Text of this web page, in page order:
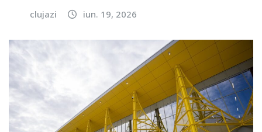
clujazi iun. 19, 2026